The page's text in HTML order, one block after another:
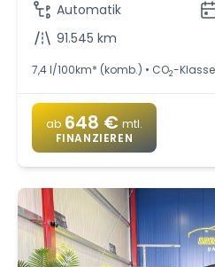
Automatik
91.545 km
7,4 l/100km* (komb.) • CO2-
ab 648 € mtl.
FINANZIEREN